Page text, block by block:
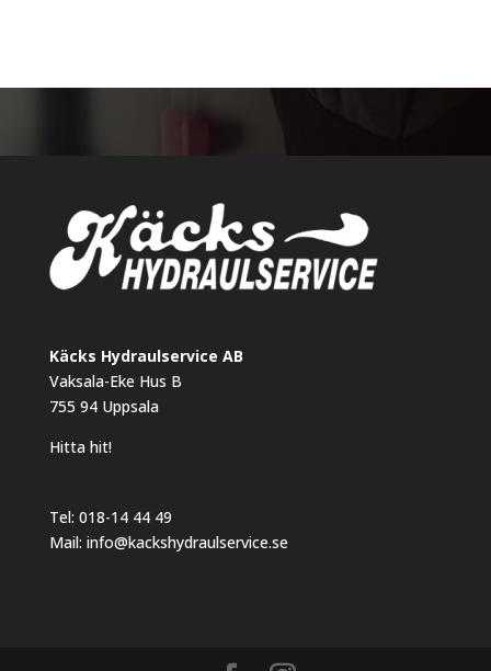
Käcks Hydraulservice AB
Vaksala-Eke Hus B
755 94 Uppsala
Hitta hit!
Tel: 018-14 44 49
Mail: info@kackshydraulservice.se